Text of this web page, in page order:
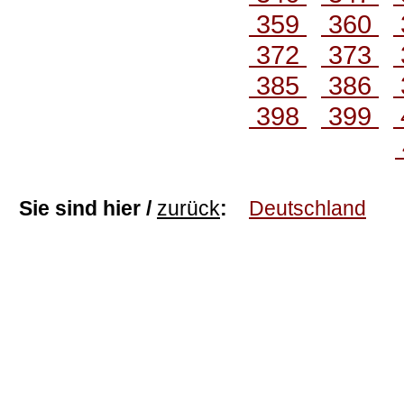
359
360
372
373
385
386
398
399
Sie sind hier / zurück: Deutschland